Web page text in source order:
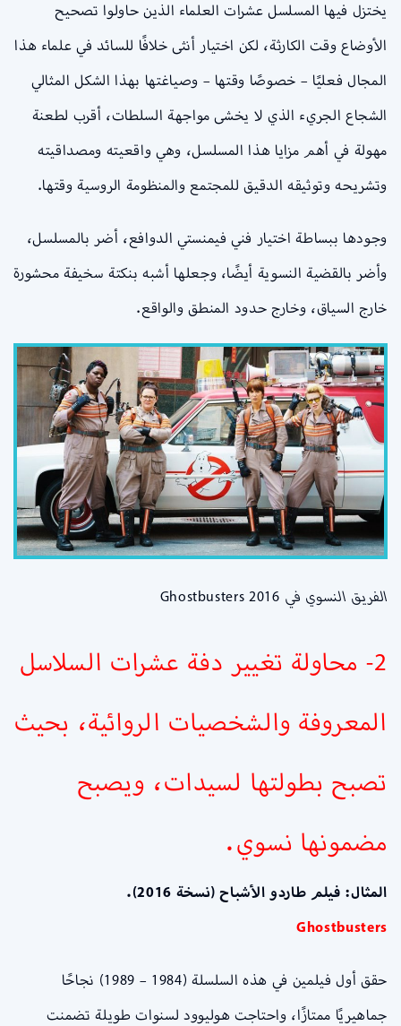
يختزل فيها المسلسل عشرات العلماء الذين حاولوا تصحيح
الأوضاع وقت الكارثة، لكن اختيار أنثى خلافًا للسائد في علماء هذا
المجال فعليًا – خصوصًا وقتها – وصياغتها بهذا الشكل المثالي
الشجاع الجريء الذي لا يخشى مواجهة السلطات، أقرب لطعنة
مهولة في أهم مزايا هذا المسلسل، وهي واقعيته ومصداقيته
وتشريحه وتوثيقه الدقيق للمجتمع والمنظومة الروسية وقتها.
وجودها ببساطة اختيار فني فيمنستي الدوافع، أضر بالمسلسل،
وأضر بالقضية النسوية أيضًا، وجعلها أشبه بنكتة سخيفة محشورة
خارج السياق، وخارج حدود المنطق والواقع.
الفريق النسوي في
2- محاولة تغيير دفة عشرات السلاسل
المعروفة والشخصيات الروائية، بحيث
تصبح بطولتها لسيدات، ويصبح
مضمونها نسوي.
المثال: فيلم طاردو الأشباح (نسخة 2016).
Ghostbusters
حقق أول فيلمين في هذه السلسلة (1984 – 1989) نجاحًا
جماهيريًا ممتازًا، واحتاجت هوليوود لسنوات طويلة تضمنت